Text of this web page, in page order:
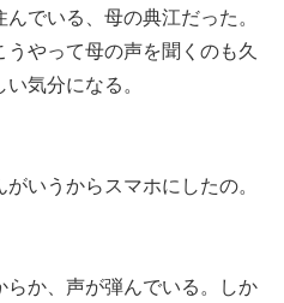
でいる、母の典江だった。
やって母の声を聞くのも久
気分になる。
いうからスマホにしたの。
か、声が弾んでいる。しか